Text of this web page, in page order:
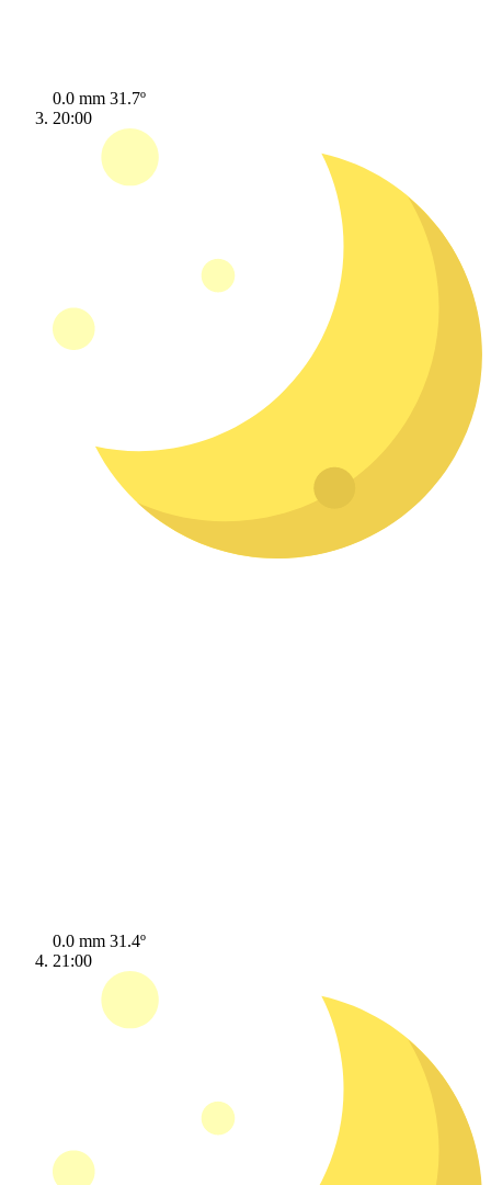
0.0 mm 31.7º
20:00
0.0 mm 31.4º
21:00